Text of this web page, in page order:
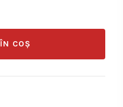
cu 2 axe 750kg, FARO
COȘ